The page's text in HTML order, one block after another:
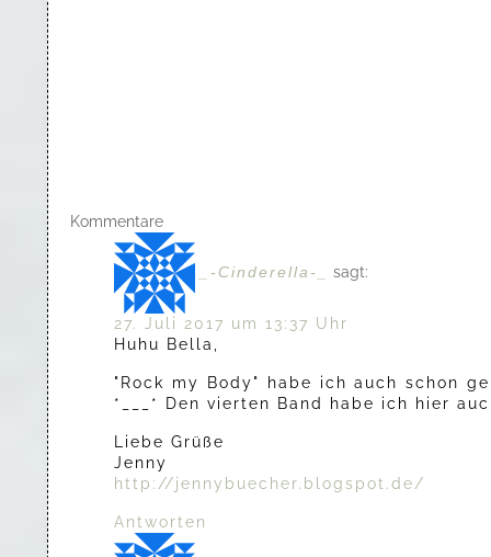
Kommentare
_-Cinderella-_ sagt:
27. Juli 2017 um 13:37 Uhr
Huhu Bella,
"Rock my Body" habe ich auch schon
*___* Den vierten Band habe ich hier
Liebe Grüße
Jenny
http://jennybuecher.blogspot.de/
Antworten